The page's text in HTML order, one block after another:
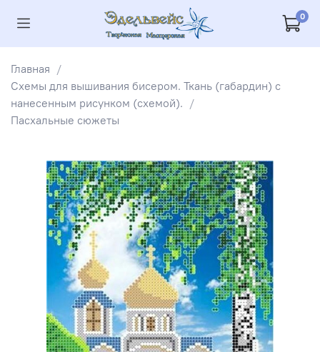
0
Главная
Схемы для вышивания бисером. Ткань (габардин) с
нанесенным рисунком (схемой).
Пасхальные сюжеты